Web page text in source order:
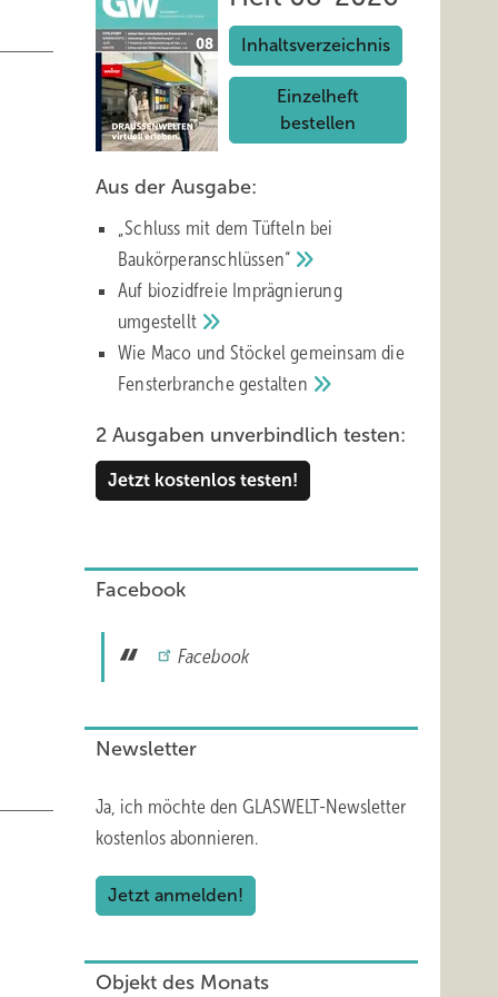
Inhaltsverzeichnis
Einzelheft
bestellen
Aus der Ausgabe:
„Schluss mit d em Tüfteln bei
Baukörperanschlüssen“
Auf biozidfreie Imprägnierung
umgestellt
Wie Maco und Stöckel gemeinsam die
Fensterbranche gestalten
2 Ausgaben unverbindlich testen:
Jetzt kostenlos testen!
Facebook
Facebook
Newsletter
Ja, ich möchte den GLASWELT-Newsletter
kostenlos abonnieren.
Jetzt anmelden!
Objekt des Monats